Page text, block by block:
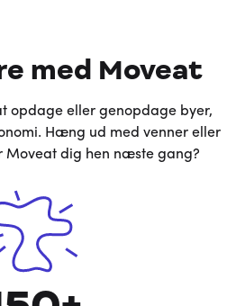
med Moveat
opdage eller genopdage byer,
Hæng ud med venner eller
Moveat dig hen næste gang?